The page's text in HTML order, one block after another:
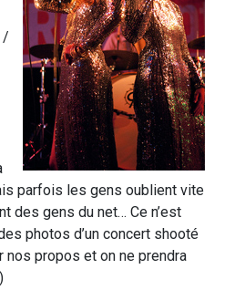
/
parfois les gens oublient vite
des gens du net… Ce n’est
photos d’un concert shooté
nos propos et on ne prendra